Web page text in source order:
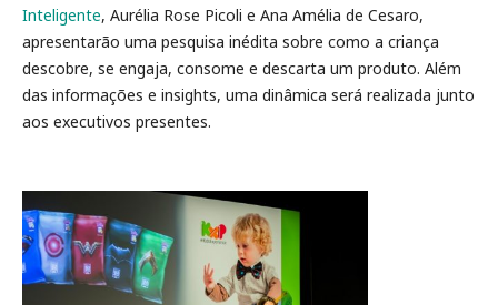
Inteligente, Aurélia Rose Picoli e Ana Amélia de Cesaro,
apresentarão uma pesquisa inédita sobre como a criança
descobre, se engaja, consome e descarta um produto. Além
das informações e insights, uma dinâmica será realizada junto
aos executivos presentes.